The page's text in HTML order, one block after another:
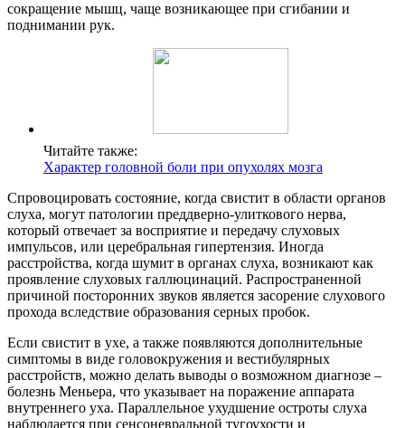
сокращение мышц, чаще возникающее при сгибании и
поднимании рук.
Читайте также:
Характер головной боли при опухолях мозга
Спровоцировать состояние, когда свистит в области органов
слуха, могут патологии преддверно-улиткового нерва,
который отвечает за восприятие и передачу слуховых
импульсов, или церебральная гипертензия. Иногда
расстройства, когда шумит в органах слуха, возникают как
проявление слуховых галлюцинаций. Распространенной
причиной посторонних звуков является засорение слухового
прохода вследствие образования серных пробок.
Если свистит в ухе, а также появляются дополнительные
симптомы в виде головокружения и вестибулярных
расстройств, можно делать выводы о возможном диагнозе –
болезнь Меньера, что указывает на поражение аппарата
внутреннего уха. Параллельное ухудшение остроты слуха
наблюдается при сенсоневральной тугоухости и